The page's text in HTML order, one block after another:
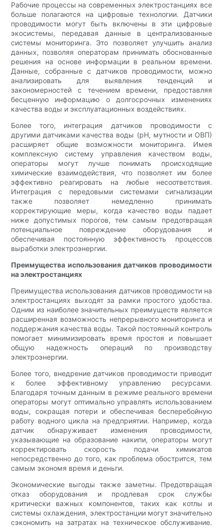
Рабочие процессы на современных электростанциях все
больше полагаются на цифровые технологии. Датчики
проводимости могут быть включены в эти цифровые
экосистемы, передавая данные в централизованные
системы мониторинга. Это позволяет улучшить анализ
данных, позволяя операторам принимать обоснованные
решения на основе информации в реальном времени.
Данные, собранные с датчиков проводимости, можно
анализировать для выявления тенденций и
закономерностей с течением времени, предоставляя
бесценную информацию о долгосрочных изменениях
качества воды и эксплуатационных воздействиях.
Более того, интеграция датчиков проводимости с
другими датчиками качества воды (pH, мутности и ОВП)
расширяет общие возможности мониторинга. Имея
комплексную систему управления качеством воды,
операторы могут лучше понимать происходящие
химические взаимодействия, что позволяет им более
эффективно реагировать на любые несоответствия.
Интеграция с передовыми системами сигнализации
также позволяет немедленно принимать
корректирующие меры, когда качество воды падает
ниже допустимых порогов, тем самым предотвращая
потенциальное повреждение оборудования и
обеспечивая постоянную эффективность процессов
выработки электроэнергии.
Преимущества использования датчиков проводимости
на электростанциях
Преимущества использования датчиков проводимости на
электростанциях выходят за рамки простого удобства.
Одним из наиболее значительных преимуществ является
расширенная возможность непрерывного мониторинга и
поддержания качества воды. Такой постоянный контроль
помогает минимизировать время простоя и повышает
общую надежность операций по производству
электроэнергии.
Более того, внедрение датчиков проводимости приводит
к более эффективному управлению ресурсами.
Благодаря точным данным в режиме реального времени
операторы могут оптимально управлять использованием
воды, сокращая потери и обеспечивая бесперебойную
работу водного цикла на предприятии. Например, когда
датчик обнаруживает изменения проводимости,
указывающие на образование накипи, операторы могут
корректировать скорость подачи химикатов
непосредственно до того, как проблема обострится, тем
самым экономя время и деньги.
Экономические выгоды также заметны. Предотвращая
отказ оборудования и продлевая срок службы
критически важных компонентов, таких как котлы и
системы охлаждения, электростанции могут значительно
сэкономить на затратах на техническое обслуживание.